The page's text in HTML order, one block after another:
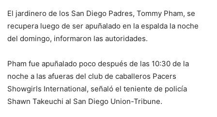
El jardinero de los San Diego Padres, Tommy Pham, se
recupera luego de ser apuñalado en la espalda la noche
del domingo, informaron las autoridades.
Pham fue apuñalado poco después de las 10:30 de la
noche a las afueras del club de caballeros Pacers
Showgirls International, señaló el teniente de policía
Shawn Takeuchi al San Diego Union-Tribune.